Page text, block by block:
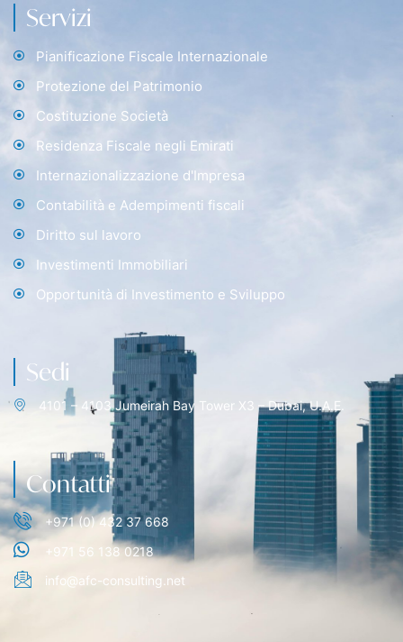
Servizi
Pianificazione Fiscale Internazionale
Protezione del Patrimonio
Costituzione Società
Residenza Fiscale negli Emirati
Internazionalizzazione d'Impresa
Contabilità e Adempimenti fiscali
Diritto sul lavoro
Investimenti Immobiliari
Opportunità di Investimento e Sviluppo
Sedi
4101 – 4103 Jumeirah Bay Tower X3 – Dubai, U.A.E.
Contatti
+971 (0) 432 37 668
+971 56 138 0218
info@afc-consulting.net